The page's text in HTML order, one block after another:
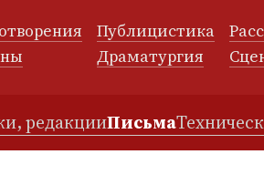
Публицистика
Драматургия
редакцииПисьма